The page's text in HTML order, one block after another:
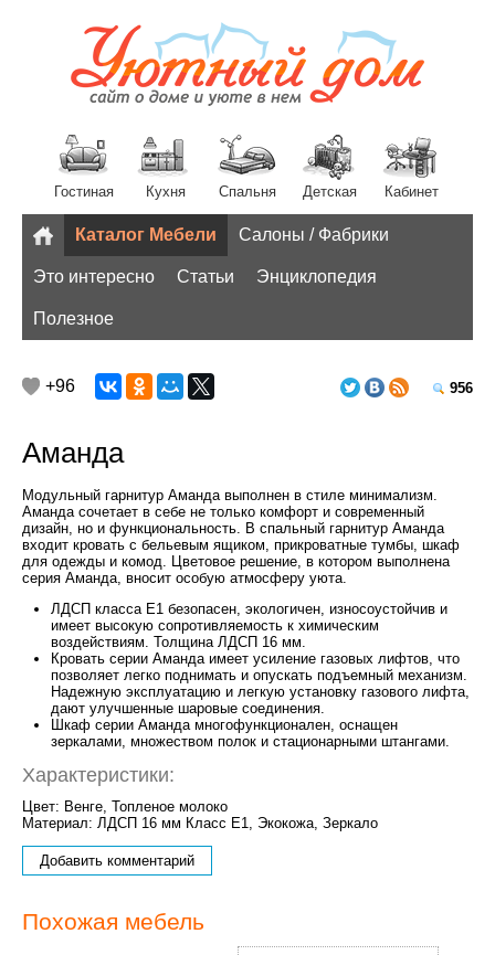
Гостиная Кухня Спальня Детская Кабинет
Разное
Каталог Мебели Салоны / Фабрики
Это интересно Статьи Энциклопедия
Полезное
956
+96
Аманда
Модульный гарнитур Аманда выполнен в стиле минимализм.
Аманда сочетает в себе не только комфорт и современный
дизайн, но и функциональность. В спальный гарнитур Аманда
входит кровать с бельевым ящиком, прикроватные тумбы, шкаф
для одежды и комод. Цветовое решение, в котором выполнена
серия Аманда, вносит особую атмосферу уюта.
ЛДСП класса Е1 безопасен, экологичен, износоустойчив и
имеет высокую сопротивляемость к химическим
воздействиям. Толщина ЛДСП 16 мм.
Кровать серии Аманда имеет усиление газовых лифтов, что
позволяет легко поднимать и опускать подъемный механизм.
Надежную эксплуатацию и легкую установку газового лифта,
дают улучшенные шаровые соединения.
Шкаф серии Аманда многофункционален, оснащен
зеркалами, множеством полок и стационарными штангами.
Характеристики:
Цвет: Венге, Топленое молоко
Материал: ЛДСП 16 мм Класс Е1, Экокожа, Зеркало
Добавить комментарий
Похожая мебель